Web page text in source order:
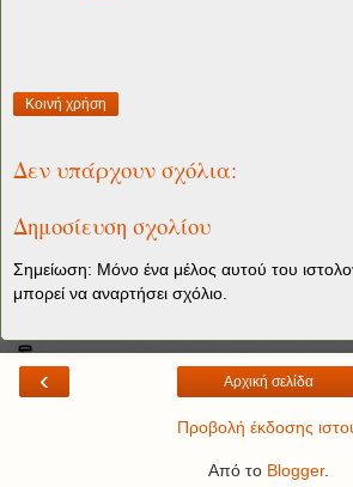
Κοινή χρήση
Δεν υπάρχουν σχόλια:
Δημοσίευση σχολίου
Σημείωση: Μόνο ένα μέλος αυτού του
μπορεί να αναρτήσει σχόλιο.
‹ Αρχική σελίδα
Προβολή έκδοσης
Από το Blogger.